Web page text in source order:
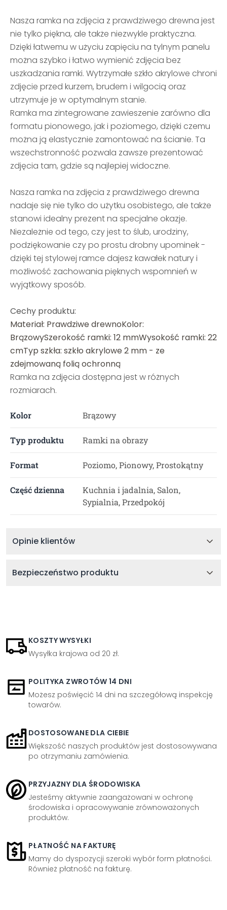
Nasza ramka na zdjęcia z prawdziwego drewna jest
nie tylko piękna, ale także niezwykle praktyczna.
Dzięki łatwemu w użyciu zapięciu na tylnym panelu
można szybko i łatwo wymienić zdjęcia bez
uszkadzania ramki. Wytrzymałe szkło akrylowe chroni
zdjęcie przed kurzem, brudem i wilgocią oraz
utrzymuje je w optymalnym stanie.
Ramka ma zintegrowane zawieszenie zarówno dla
formatu pionowego, jak i poziomego, dzięki czemu
można ją elastycznie zamontować na ścianie. Ta
wszechstronność pozwala zawsze prezentować
zdjęcia tam, gdzie są najlepiej widoczne.
Nasza ramka na zdjęcia z prawdziwego drewna
nadaje się nie tylko do użytku osobistego, ale także
stanowi idealny prezent na specjalne okazje.
Niezależnie od tego, czy jest to ślub, urodziny,
podziękowanie czy po prostu drobny upominek -
dzięki tej stylowej ramce dajesz kawałek natury i
możliwość zachowania pięknych wspomnień w
wyjątkowy sposób.
Cechy produktu:
Materiał: Prawdziwe drewnoKolor:
BrązowySzerokość ramki: 12 mmWysokość ramki: 22
cmTyp szkła: szkło akrylowe 2 mm - ze
zdejmowaną folią ochronną
Ramka na zdjęcia dostępna jest w różnych
rozmiarach.
Kolor Brązowy
Typ produktu Ramki na obrazy
Format Poziomo, Pionowy, Prostokątny
Część dzienna
Kuchnia i jadalnia, Salon,
Sypialnia, Przedpokój
Opinie klientów
Bezpieczeństwo produktu
KOSZTY WYSYŁKI
Wysyłka krajowa od 20 zł.
POLITYKA ZWROTÓW 14 DNI
Możesz poświęcić 14 dni na szczegółową inspekcję
towarów.
DOSTOSOWANE DLA CIEBIE
Większość naszych produktów jest dostosowywana
po otrzymaniu zamówienia.
PRZYJAZNY DLA ŚRODOWISKA
Jesteśmy aktywnie zaangażowani w ochronę
środowiska i opracowywanie zrównoważonych
produktów.
PŁATNOŚĆ NA FAKTURĘ
Mamy do dyspozycji szeroki wybór form płatności.
Również płatność na fakturę.